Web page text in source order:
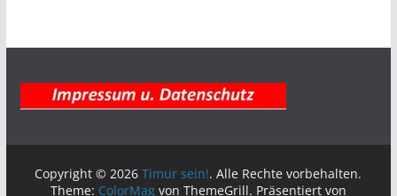
Copyright © 2026Timur sein!. Alle Rechte vorbehalten.
Theme: ColorMagvon ThemeGrill. Präsentiert von